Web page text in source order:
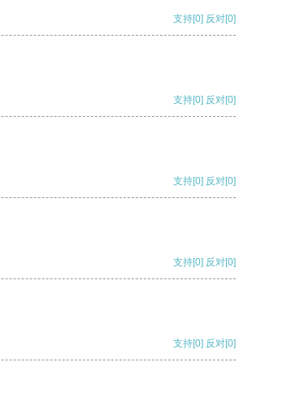
支持[0] 反对[0]
支持[0] 反对[0]
支持[0] 反对[0]
支持[0] 反对[0]
支持[0] 反对[0]